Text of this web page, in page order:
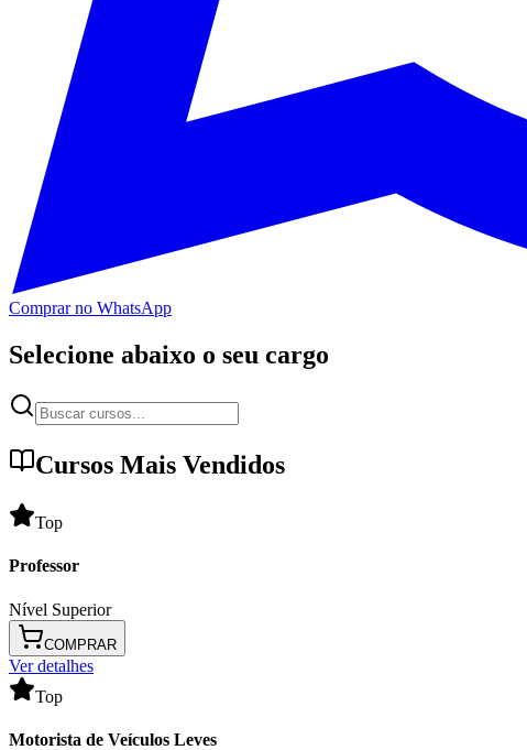
Comprar no WhatsApp
Selecione abaixo o seu cargo
Cursos Mais Vendidos
Top
Professor
Nível Superior
COMPRAR
Ver detalhes
Top
Motorista de Veículos Leves